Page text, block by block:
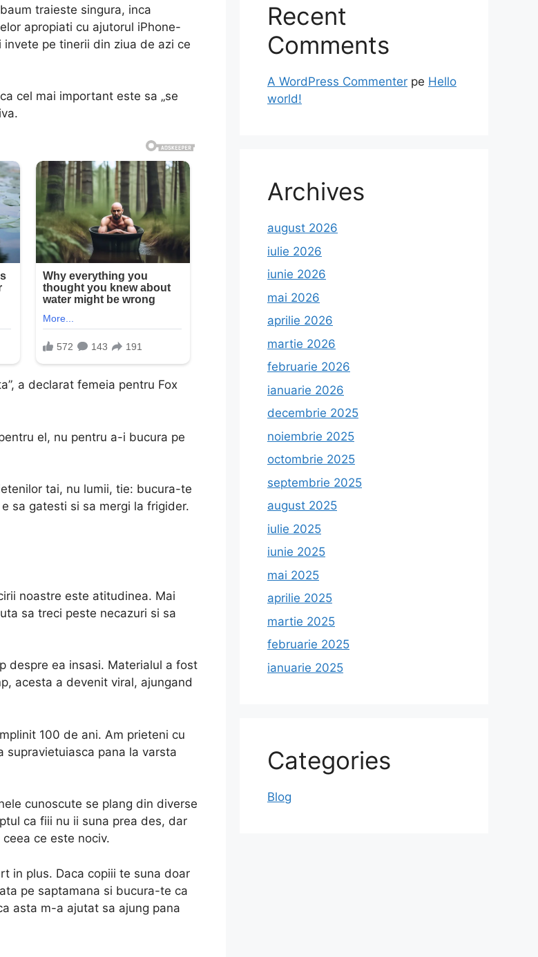
traieste singura, inca
apropiati cu ajutorul iPhone-
invete pe tinerii din ziua de azi ce
cel mai important este sa „se
a declarat femeia pentru Fox
el, nu pentru a-i bucura pe
tai, nu lumii, tie: bucura-te
sa gatesti si sa mergi la frigider.
noastre este atitudinea. Mai
sa treci peste necazuri si sa
despre ea insasi. Materialul a fost
acesta a devenit viral, ajungand
100 de ani. Am prieteni cu
supravietuiasca pana la varsta
cunoscute se plang din diverse
ca fiii nu ii suna prea des, dar
ce este nociv.
in plus. Daca copiii te suna doar
pe saptamana si bucura-te ca
asta m-a ajutat sa ajung pana
Recent
Comments
A WordPress Commenter pe Hello
world!
Archives
august 2026
iulie 2026
iunie 2026
mai 2026
aprilie 2026
martie 2026
februarie 2026
ianuarie 2026
decembrie 2025
noiembrie 2025
octombrie 2025
septembrie 2025
august 2025
iulie 2025
iunie 2025
mai 2025
aprilie 2025
martie 2025
februarie 2025
ianuarie 2025
Categories
Blog